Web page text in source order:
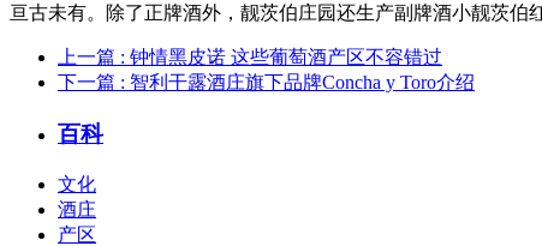
亘古未有。除了正牌酒外，靓茨伯庄园还生产副牌酒小靓茨伯红
上一篇 : 钟情黑皮诺 这些葡萄酒产区不容错过
下一篇 : 智利干露酒庄旗下品牌Concha y Toro介绍
百科
文化
酒庄
产区